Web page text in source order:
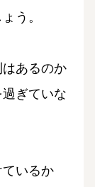
う。
あるのか
ぎていな
いるか